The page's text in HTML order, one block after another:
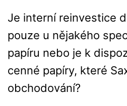
Je interní reinvestice
pouze u nějakého
papíru nebo je k
cenné papíry, které
obchodování?